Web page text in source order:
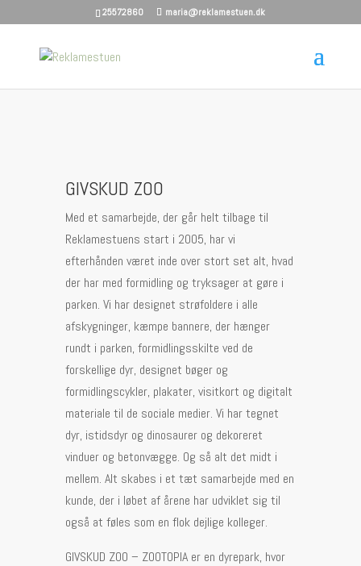
25572860 maria@reklamestuen.dk
GIVSKUD ZOO
Med et samarbejde, der går helt tilbage til
Reklamestuens start i 2005, har vi
efterhånden været inde over stort set alt, hvad
der har med formidling og tryksager at gøre i
parken. Vi har designet strøfoldere i alle
afskygninger, kæmpe bannere, der hænger
rundt i parken, formidlingsskilte ved de
forskellige dyr, designet bøger og
formidlingscykler, plakater, visitkort og digitalt
materiale til de sociale medier. Vi har tegnet
dyr, istidsdyr og dinosaurer og dekoreret
vinduer og betonvægge. Og så alt det midt i
mellem. Alt skabes i et tæt samarbejde med en
kunde, der i løbet af årene har udviklet sig til
også at føles som en flok dejlige kolleger.
GIVSKUD ZOO – ZOOTOPIA er en dyrepark, hvor